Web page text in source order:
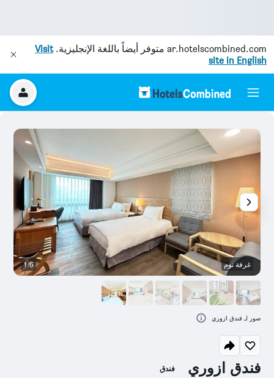
ar.hotelscombined.com متوفر أيضاً باللغة الإنجليزية.Visit
site in English
فندق ازوري فندق
غرفة نوم 1/6
صور لـ فندق ازوري